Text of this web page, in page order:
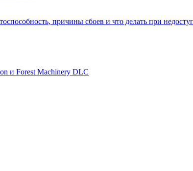
причины сбоев и что делать при
и Forest Machinery DLC